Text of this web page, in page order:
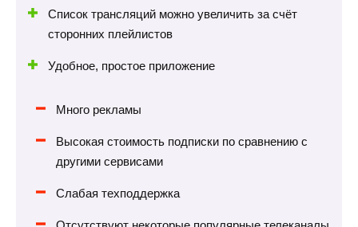
Список трансляций можно увеличить за счёт
сторонних плейлистов
Удобное, простое приложение
Много рекламы
Высокая стоимость подписки по сравнению с
другими сервисами
Слабая техподдержка